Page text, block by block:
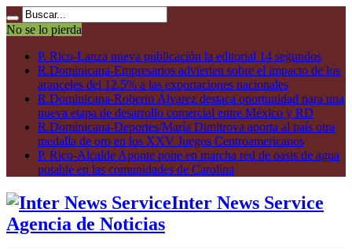
No se lo pierda
P. Rico-Lanza nueva publicación la editorial 14 segundos
R.Dominicana-Empresarios advierten sobre el impacto de los
aranceles del 12.5% a las exportaciones nacionales
R.Dominicana-Roberto Álvarez destaca oportunidad para una
nueva etapa de desarrollo comercial entre México y RD
R.Dominicana-Deportes/María Dimitrova aporta al país otra
medalla de oro en los XXV Juegos Centroamericanos
P. Rico-Alcalde Aponte pone en marcha red de oasis de agua
potable en las comunidades de Carolina
Inter News Service
Agencia de Noticias